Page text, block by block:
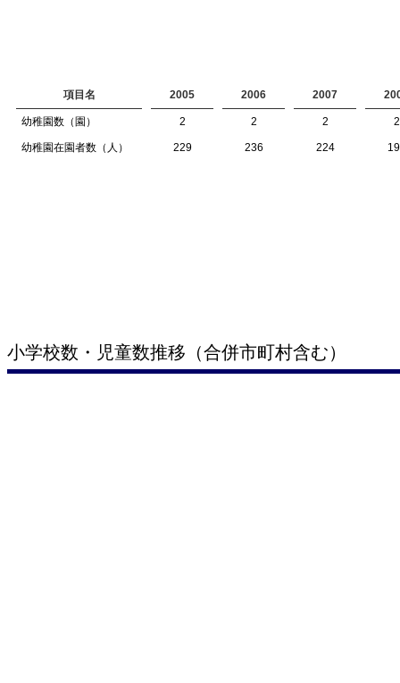
項目名 2005 2006 2007
幼稚園数（園） 2 2 2 2
幼稚園在園者数（人） 229 236 224
小学校数・児童数推移（合併市町村含む）